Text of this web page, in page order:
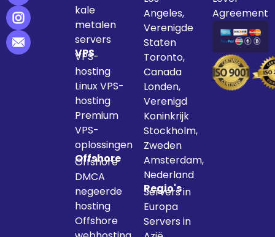
kale
metalen
servers
VPS
VPS-
hosting
Linux VPS-
hosting
Premium
VPS-
oplossingen
Offshore
Offshore
DMCA
negeerde
hosting
Offshore
Angeles,
Verenigde
Staten
Toronto,
Canada
Londen,
Verenigd
Koninkrijk
Stockholm,
Zweden
Amsterdam,
Nederland
Regio's
Servers in
Europa
Servers in
Agreement